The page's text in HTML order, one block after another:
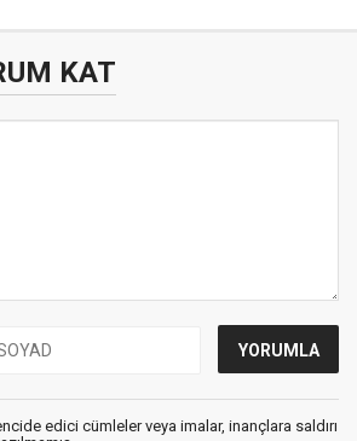
KAT
edici cümleler veya imalar, inançlara saldırı